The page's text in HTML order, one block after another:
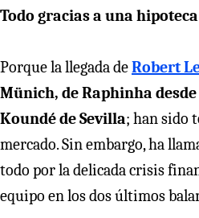
Todo gracias a una
Porque la llegada deRobert
Münich, de Raphinha
Koundé de Sevilla; han sido
mercado. Sin embargo, ha
todo por la delicada crisis
equipo en los dos últimos